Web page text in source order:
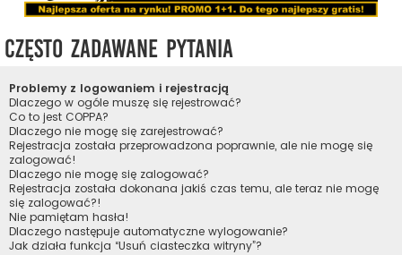
Często zadawane pytania
Problemy z logowaniem i rejestracją
Dlaczego w ogóle muszę się rejestrować?
Co to jest COPPA?
Dlaczego nie mogę się zarejestrować?
Rejestracja została przeprowadzona poprawnie, ale nie mogę się
zalogować!
Dlaczego nie mogę się zalogować?
Rejestracja została dokonana jakiś czas temu, ale teraz nie mogę
się zalogować?!
Nie pamiętam hasła!
Dlaczego następuje automatyczne wylogowanie?
Jak działa funkcja “Usuń ciasteczka witryny”?